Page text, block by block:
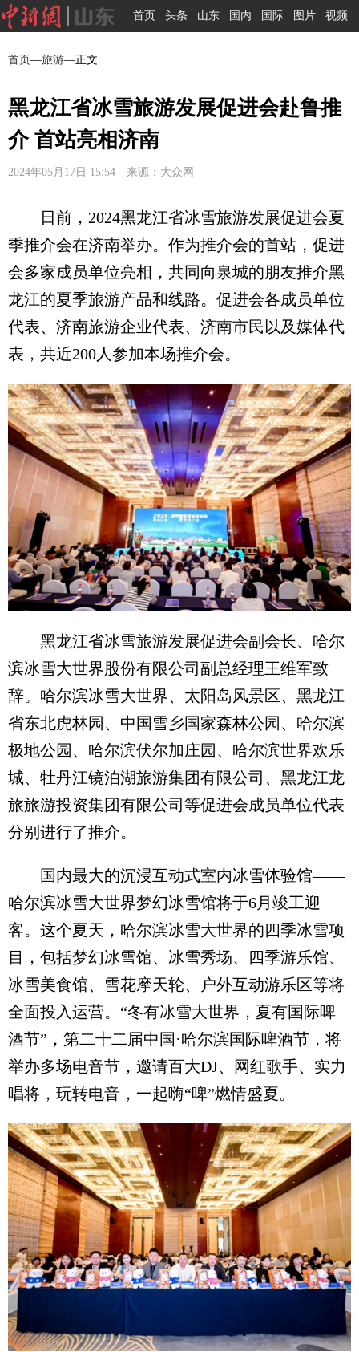
首页 头条 山东 国内 国际 图片 视频
首页—旅游—正文
黑龙江省冰雪旅游发展促进会赴鲁推
介 首站亮相济南
2024年05月17日 15:54 来源：大众网
日前，2024黑龙江省冰雪旅游发展促进会夏
季推介会在济南举办。作为推介会的首站，促进
会多家成员单位亮相，共同向泉城的朋友推介黑
龙江的夏季旅游产品和线路。促进会各成员单位
代表、济南旅游企业代表、济南市民以及媒体代
表，共近200人参加本场推介会。
黑龙江省冰雪旅游发展促进会副会长、哈尔
滨冰雪大世界股份有限公司副总经理王维军致
辞。哈尔滨冰雪大世界、太阳岛风景区、黑龙江
省东北虎林园、中国雪乡国家森林公园、哈尔滨
极地公园、哈尔滨伏尔加庄园、哈尔滨世界欢乐
城、牡丹江镜泊湖旅游集团有限公司、黑龙江龙
旅旅游投资集团有限公司等促进会成员单位代表
分别进行了推介。
国内最大的沉浸互动式室内冰雪体验馆——
哈尔滨冰雪大世界梦幻冰雪馆将于6月竣工迎
客。这个夏天，哈尔滨冰雪大世界的四季冰雪项
目，包括梦幻冰雪馆、冰雪秀场、四季游乐馆、
冰雪美食馆、雪花摩天轮、户外互动游乐区等将
全面投入运营。“冬有冰雪大世界，夏有国际啤
酒节”，第二十二届中国·哈尔滨国际啤酒节，将
举办多场电音节，邀请百大DJ、网红歌手、实力
唱将，玩转电音，一起嗨“啤”燃情盛夏。